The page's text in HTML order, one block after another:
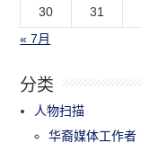
30
31
« 7月
分类
人物扫描
华裔媒体工作者